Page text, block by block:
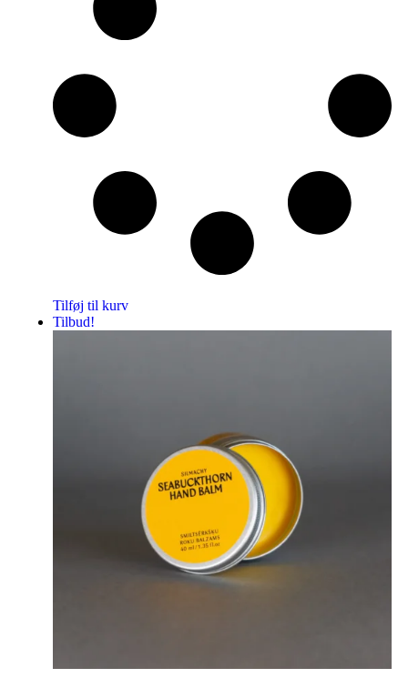
Tilføj til kurv
Tilbud!